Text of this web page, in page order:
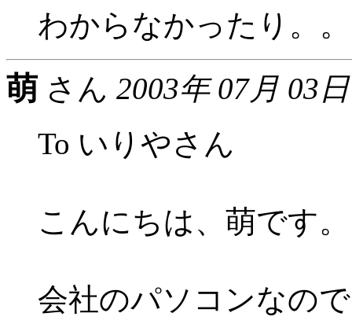
わからなかったり。
萌 さん 2003年 07月 03
To いりやさん
こんにちは、萌です。
会社のパソコンなの